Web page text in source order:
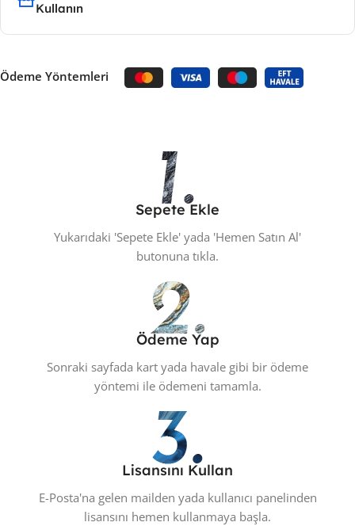
Kullanın
Ödeme Yöntemleri
Sepete Ekle
Yukarıdaki 'Sepete Ekle' yada 'Hemen Satın Al'
butonuna tıkla.
Ödeme Yap
Sonraki sayfada kart yada havale gibi bir ödeme
yöntemi ile ödemeni tamamla.
Lisansını Kullan
E-Posta'na gelen mailden yada kullanıcı panelinden
lisansını hemen kullanmaya başla.